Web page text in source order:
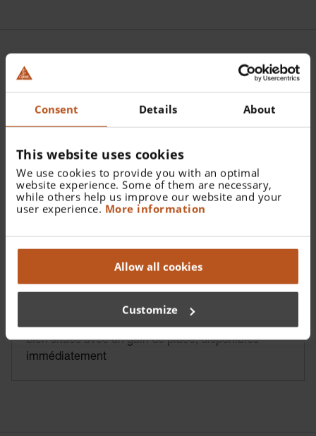
Consent Details About
This website uses cookies
We use cookies to provide you with an optimal
website experience. Some of them are necessary,
while others help us improve our website and your
user experience. More information
Allow all cookies
Customize
Centre de Diagnostic HEINE EN 200
bien situés avec un gain de place, disponibles
immédiatement